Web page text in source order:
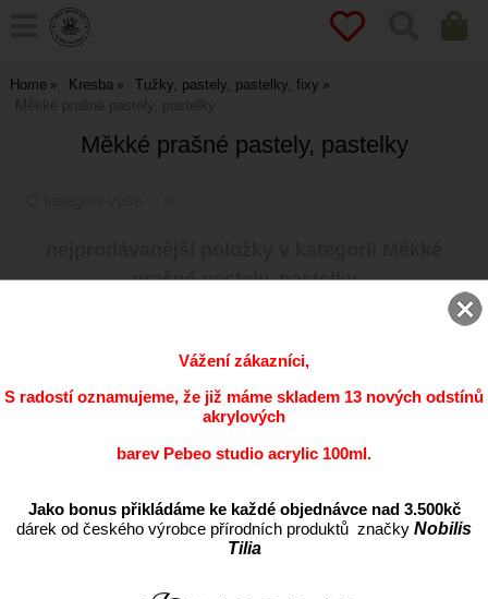
Home Kresba
Tužky, pastely, pastelky, fixy
Měkké prašné pastely, pastelky
Měkké prašné pastely, pastelky
prašné pastely, pastelky
jednotlivě
14CZK
Měkký pastel Rembrandt - jednotlivé
Dostupnost:dle varianty
CZK
Vážení zákazníci,
S radostí oznamujeme, že již máme skladem 13 nových odstínů
akrylových
barev Pebeo studio acrylic 100ml.
Jako bonus přikládáme ke každé objednávce nad 3.500kč
dárek od českého výrobce přírodních produktů značky Nobilis
Tilia